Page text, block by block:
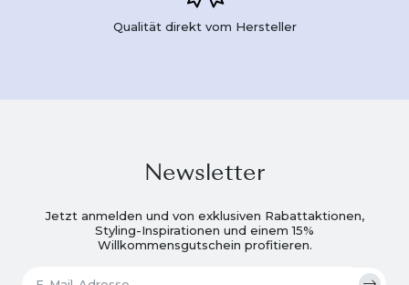
Qualität direkt vom Hersteller
Newsletter
Jetzt anmelden und von exklusiven Rabattaktionen,
Styling-Inspirationen und einem 15%
Willkommensgutschein profitieren.